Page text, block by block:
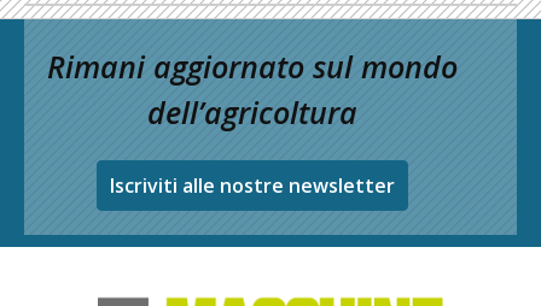
Rimani aggiornato sul mondo
dell’agricoltura
Iscriviti alle nostre newsletter